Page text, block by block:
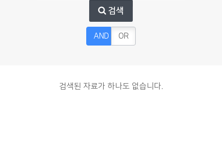
검색
AND OR
검색된 자료가 하나도 없습니다.